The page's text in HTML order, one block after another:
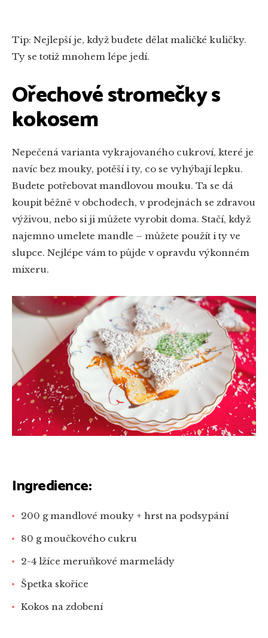
Tip: Nejlepší je, když budete dělat maličké kuličky.
Ty se totiž mnohem lépe jedí.
Ořechové stromečky s
kokosem
Nepečená varianta vykrajovaného cukroví, které je
navíc bez mouky, potěší i ty, co se vyhýbají lepku.
Budete potřebovat mandlovou mouku. Ta se dá
koupit běžně v obchodech, v prodejnách se zdravou
výživou, nebo si ji můžete vyrobit doma. Stačí, když
najemno umelete mandle – můžete použít i ty ve
slupce. Nejlépe vám to půjde v opravdu výkonném
mixeru.
Ingredience:
200 g mandlové mouky + hrst na podsypání
80 g moučkového cukru
2-4 lžíce meruňkové marmelády
Špetka skořice
Kokos na zdobení